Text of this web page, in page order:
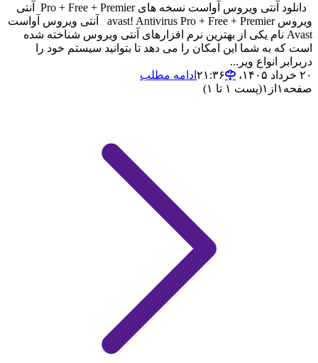
دانلود آنتی ویروس آواست نسخه های Pro + Free + Premier آنتی
ویروس avast! Antivirus Pro + Free + Premier آنتی ویروس آواست
Avast نام یکی از بهترین نرم افزارهای آنتی ویروس شناخته شده
است که به شما این امکان را می دهد تا بتوانید سیستم خود را
دربرابر انواع ویر...
۲۰ خرداد ۱۴۰۵،‏ ۲۱:۳۶
ادامه مطلب
صفحه ۱ از ۱(پست ۱ تا ۱)